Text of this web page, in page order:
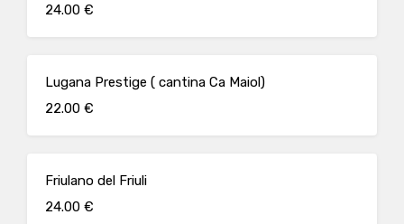
24.00 €
Lugana Prestige ( cantina Ca Maiol)
22.00 €
Friulano del Friuli
24.00 €